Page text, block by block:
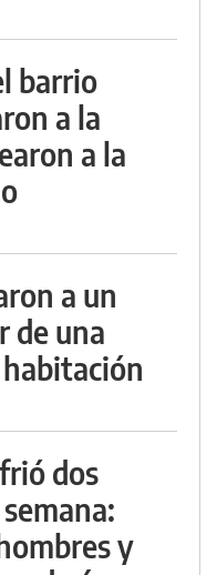
barrio
a la
a la
a un
de una
dos
y